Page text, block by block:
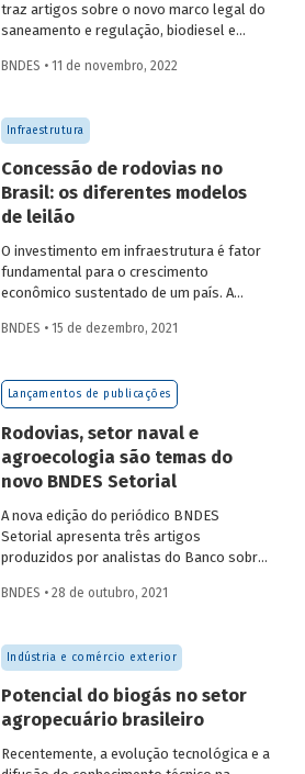
traz artigos sobre o novo marco legal do
saneamento e regulação, biodiesel e
leasing de aeronaves no setor de
BNDES • 11 de novembro, 2022
Infraestrutura
Concessão de rodovias no
Brasil: os diferentes modelos
de leilão
O investimento em infraestrutura é fator
fundamental para o crescimento
econômico sustentado de um país. A
concessões rodoviárias começaram a ser
sem comprometer os investimentos no
setor. Saiba mais sobre os diferentes
concessões de rodovias realizadas no
país.
BNDES • 15 de dezembro, 2021
Lançamentos de publicações
Rodovias, setor naval e
agroecologia são temas do
novo BNDES Setorial
A nova edição do periódico BNDES
Setorial apresenta três artigos
produzidos por analistas do Banco sobre
agroecologia, importantes áreas do
sobre os artigos e confira a publicação
completa.
BNDES • 28 de outubro, 2021
Indústria e comércio exterior
Potencial do biogás no setor
agropecuário brasileiro
Recentemente, a evolução tecnológica e a